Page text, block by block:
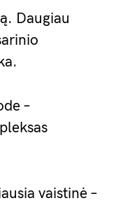
Daugiau
–
vaistinė –